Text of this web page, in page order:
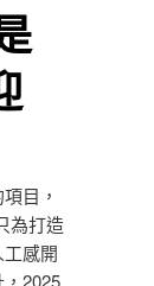
目，
為打造
感開
2025